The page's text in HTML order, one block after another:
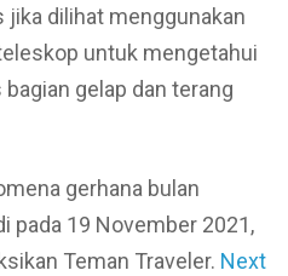
jika dilihat menggunakan
untuk mengetahui
gelap dan terang
gerhana bulan
pada 19 November 2021,
Teman Traveler. Next